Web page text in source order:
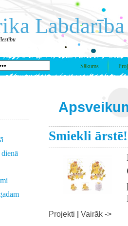
Labdarība
Sākums
Smiekli ārstē!
Projekti Vairāk ->